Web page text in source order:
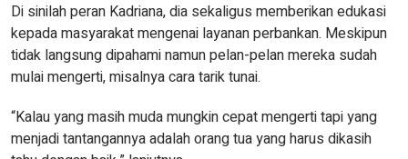
Di sinilah peran Kadriana, dia sekaligus memberikan edukasi
kepada masyarakat mengenai layanan perbankan. Meskipun
tidak langsung dipahami namun pelan-pelan mereka sudah
mulai mengerti, misalnya cara tarik tunai.
“Kalau yang masih muda mungkin cepat mengerti tapi yang
menjadi tantangannya adalah orang tua yang harus dikasih